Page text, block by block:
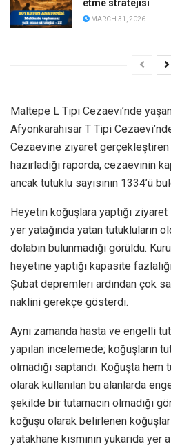
etme stratejisi
MARCH 31, 2026
Maltepe L Tipi Cezaevi’nde
Afyonkarahisar T Tipi
Cezaevine ziyaret gerçekleştiren
hazırladığı raporda, cezaevinin
ancak tutuklu sayısının 1334’ü
Heyetin koğuşlara yaptığı ziyaret
yer yatağında yatan tutukluların
dolabın bulunmadığı görüldü.
heyetine yaptığı kapasite
Şubat depremleri ardından çok
naklini gerekçe gösterdi.
Aynı zamanda hasta ve engelli
yapılan incelemede; koğuşların
olmadığı saptandı. Koğuşta
olarak kullanılan bu alanlarda
şekilde bir tutamacın olmadığı
koğuşu olarak belirlenen
yatakhane kısmının yukarıda